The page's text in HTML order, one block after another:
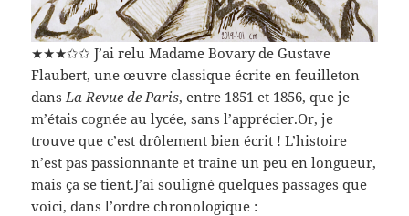
★★★✩✩ J’ai relu Madame Bovary de Gustave
Flaubert, une œuvre classique écrite en feuilleton
dans La Revue de Paris, entre 1851 et 1856, que je
m’étais cognée au lycée, sans l’apprécier.Or, je
trouve que c’est drôlement bien écrit ! L’histoire
n’est pas passionnante et traîne un peu en longueur,
mais ça se tient.J’ai souligné quelques passages que
voici, dans l’ordre chronologique :